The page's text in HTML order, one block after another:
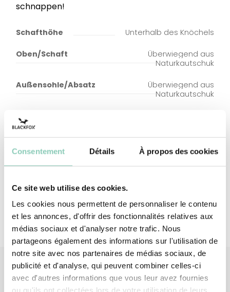
Consentement Détails À propos des cookies
Ce site web utilise des cookies.
Les cookies nous permettent de personnaliser le contenu
et les annonces, d'offrir des fonctionnalités relatives aux
médias sociaux et d'analyser notre trafic. Nous
partageons également des informations sur l'utilisation de
notre site avec nos partenaires de médias sociaux, de
publicité et d'analyse, qui peuvent combiner celles-ci
avec d'autres informations que vous leur avez fournies
ou qu'ils ont collectées lors de votre utilisation de leurs
schnappen!
Schafthöhe Unterhalb des Knöchels
Oben/Schaft
Überwiegend aus
Naturkautschuk
Außensohle/Absatz
Überwiegend aus
Naturkautschuk
Schaftfutter
Innensohle
Synthetischer Kautschuk
(auf EVA-Basis)
Futter Einlegesohle Polyester (synthetisch)